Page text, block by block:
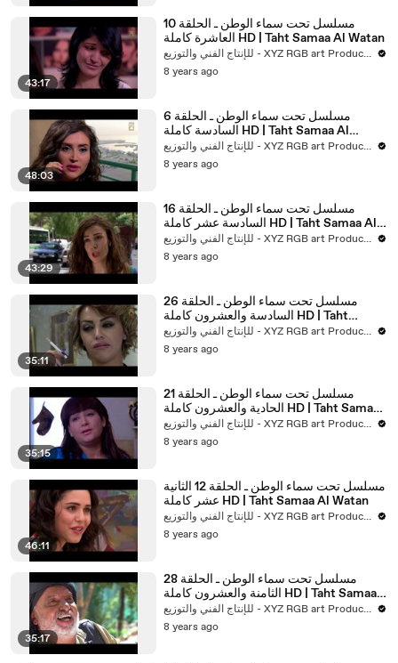
43:17
مسلسل تحت سماء الوطن ـ الحلقة 10
العاشرة كاملة HD | Taht Samaa Al Watan
للإنتاج الفني والتوزيع - XYZ RGB art Production
8 years ago
48:03
مسلسل تحت سماء الوطن ـ الحلقة 6
السادسة كاملة HD | Taht Samaa Al
Watan
للإنتاج الفني والتوزيع - XYZ RGB art Production
8 years ago
43:29
مسلسل تحت سماء الوطن ـ الحلقة 16
السادسة عشر كاملة HD | Taht Samaa Al
Watan
للإنتاج الفني والتوزيع - XYZ RGB art Production
8 years ago
35:11
مسلسل تحت سماء الوطن ـ الحلقة 26
السادسة والعشرون كاملة HD | Taht
Samaa Al Watan
للإنتاج الفني والتوزيع - XYZ RGB art Production
8 years ago
35:15
مسلسل تحت سماء الوطن ـ الحلقة 21
الحادية والعشرون كاملة HD | Taht Samaa
Al Watan
للإنتاج الفني والتوزيع - XYZ RGB art Production
8 years ago
46:11
مسلسل تحت سماء الوطن ـ الحلقة 12 الثانية
عشر كاملة HD | Taht Samaa Al Watan
للإنتاج الفني والتوزيع - XYZ RGB art Production
8 years ago
35:17
مسلسل تحت سماء الوطن ـ الحلقة 28
الثامنة والعشرون كاملة HD | Taht Samaa
Al Watan
للإنتاج الفني والتوزيع - XYZ RGB art Production
8 years ago